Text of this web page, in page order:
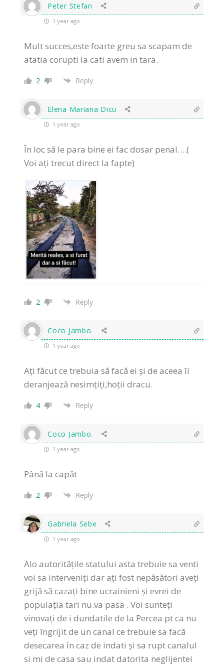
Peter Stefan
1 year ago
Mult succes,este foarte greu sa scapam de
atatia corupti la cati avem in tara.
2 Reply
Elena Mariana Dicu
1 year ago
În loc să le para bine ei fac dosar penal….(
Voi ați trecut direct la fapte)
2 Reply
Coco Jambo.
1 year ago
Ați făcut ce trebuia să facă ei și de aceea îi
deranjează nesimțiți,hoții dracu.
4 Reply
Coco Jambo.
1 year ago
Până la capăt
2 Reply
Gabriela Sebe
1 year ago
Alo autoritățile statului asta trebuie sa venti
voi sa interveniți dar ați fost nepăsători aveți
grijă să cazați bine ucrainieni și evrei de
populația tari nu.va pasa . Voi sunteți
vinovați de i dundatile de la Percea pt ca nu
veți îngrijit de un canal ce trebuie sa facă
desecarea în caz de indati și sa rupt canalul
si mi de casa sau indat datorita neglijentei